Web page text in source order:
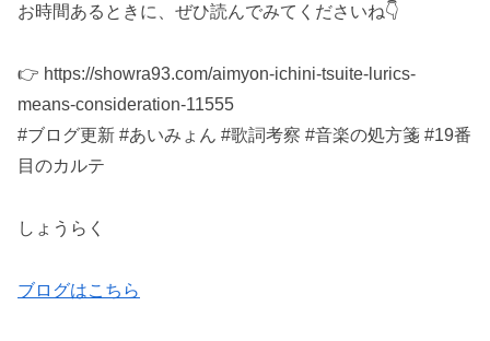
お時間あるときに、ぜひ読んでみてくださいね👇
👉 https://showra93.com/aimyon-ichini-tsuite-lurics-
means-consideration-11555
#ブログ更新 #あいみょん #歌詞考察 #音楽の処方箋 #19番
目のカルテ
しょうらく
ブログはこちら